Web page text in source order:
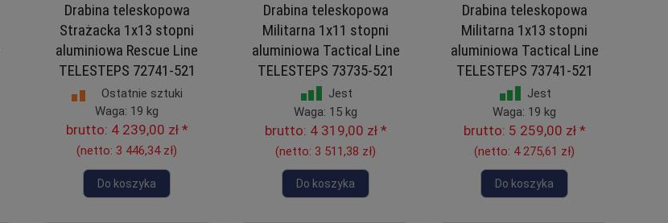
Drabina teleskopowa
Strażacka 1x13 stopni
aluminiowa Rescue Line
TELESTEPS 72741-521
Ostatnie sztuki
Waga: 19 kg
brutto: 4 239,00 zł*
(netto: 3 446,34 zł)
Do koszyka
Drabina teleskopowa
Militarna 1x11 stopni
aluminiowa Tactical Line
TELESTEPS 73735-521
Jest
Waga: 15 kg
brutto: 4 319,00 zł*
(netto: 3 511,38 zł)
Do koszyka
Drabina teleskopowa
Militarna 1x13 stopni
aluminiowa Tactical Line
TELESTEPS 73741-521
Jest
Waga: 19 kg
brutto: 5 259,00 zł*
(netto: 4 275,61 zł)
Do koszyka